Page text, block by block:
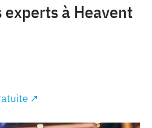
experts à Heavent
↗